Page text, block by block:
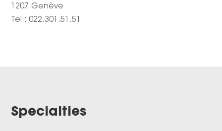
1207 Genève
Tel : 022.301.51.51
Specialties